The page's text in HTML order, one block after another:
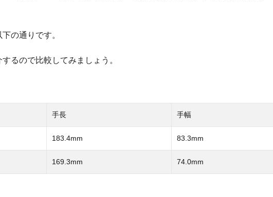
の通りです。
るので比較してみましょう。
手長 手幅
183.4mm 83.3mm
169.3mm 74.0mm